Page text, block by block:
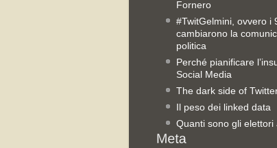
Fornero
#TwitGelmini, ovvero i
cambiarono la
politica
Perché pianificare
Social Media
The dark side of
Il peso dei linked data
Quanti sono gli elettori